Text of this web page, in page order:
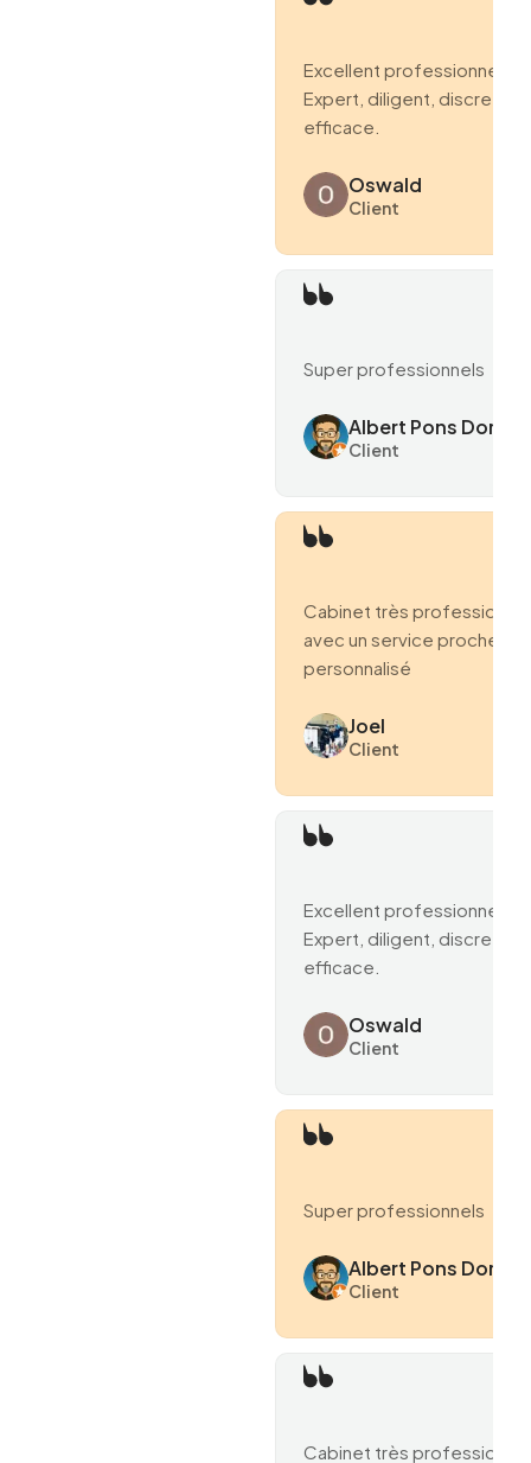
Excellent professionnel.
Expert, diligent, discret et
efficace.
Oswald
Client
Super professionnels
Albert Pons
Client
Cabinet très professionnel
avec un service proche et
personnalisé
Joel
Client
Excellent professionnel.
Expert, diligent, discret et
efficace.
Oswald
Client
Super professionnels
Albert Pons
Client
Cabinet très professionnel